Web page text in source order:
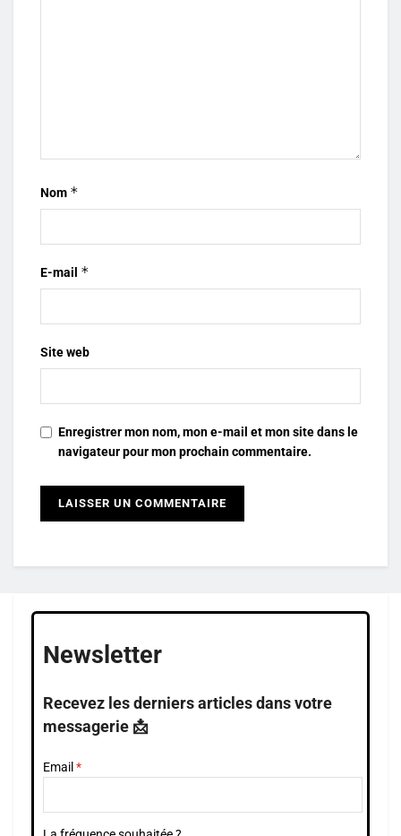
Nom *
E-mail *
Site web
Enregistrer mon nom, mon e-mail et mon site dans le
navigateur pour mon prochain commentaire.
Newsletter
Recevez les derniers articles dans votre
messagerie 📩
Email